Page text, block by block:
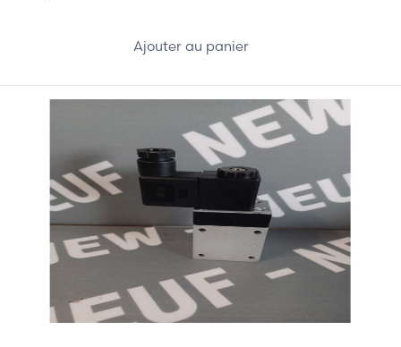
Ajouter au panier